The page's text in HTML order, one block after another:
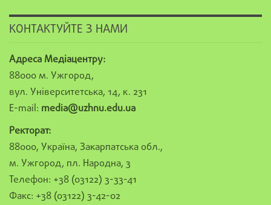
КОНТАКТУЙТЕ З НАМИ
Адреса Медіацентру:
88000 м. Ужгород,
вул. Університетська, 14, к. 231
E-mail: media@uzhnu.edu.ua
Ректорат:
88000, Україна, Закарпатська обл.,
м. Ужгород, пл. Народна, 3
Телефон: +38 (03122) 3-33-41
Факс: +38 (03122) 3-42-02